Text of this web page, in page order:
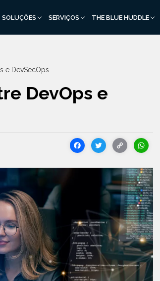
SOLUÇÕES SERVIÇOS THE BLUE HUDDLE
e DevSecOps
DevOps e
Facebook
Twitter
Copy
Link